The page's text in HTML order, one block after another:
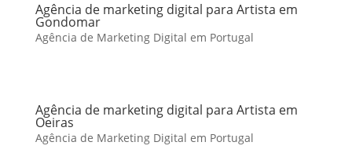
Agência de marketing digital para Artista em
Gondomar
Agência de Marketing Digital em Portugal
Agência de marketing digital para Artista em
Oeiras
Agência de Marketing Digital em Portugal